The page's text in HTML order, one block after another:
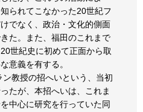
られてこなかった20世紀フ
でなく、政治・文化的側面
た。また、福田のこれまで
世紀史に初めて正面から取
意義を有する。
教授の招へいという、当初
たが、本招へいは、これま
中心に研究を行っていた同